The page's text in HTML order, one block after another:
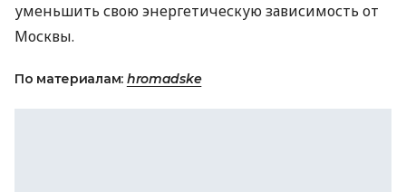
уменьшить свою энергетическую зависимость от
Москвы.
По материалам: hromadske